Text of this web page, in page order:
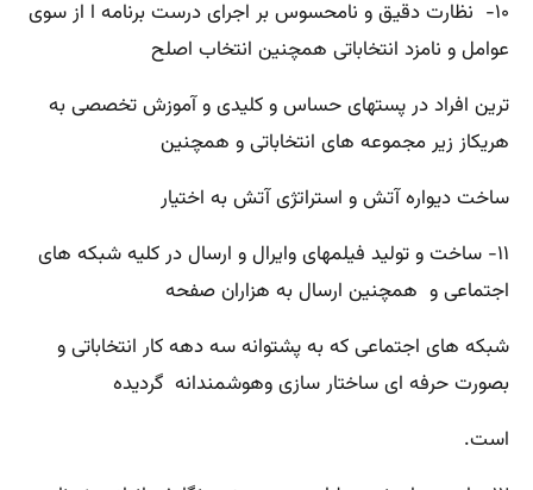
۱۰- نظارت دقیق و نامحسوس بر اجرای درست برنامه ا از سوی
عوامل و نامزد انتخاباتی همچنین انتخاب اصلح
ترین افراد در پستهای حساس و کلیدی و آموزش تخصصی به
هریکاز زیر مجموعه های انتخاباتی و همچنین
ساخت دیواره آتش و استراتژی آتش به اختیار
۱۱- ساخت و تولید فیلمهای وایرال و ارسال در کلیه شبکه های
اجتماعی و همچنین ارسال به هزاران صفحه
شبکه های اجتماعی که به پشتوانه سه دهه کار انتخاباتی و
بصورت حرفه ای ساختار سازی وهوشمندانه گردیده
است.